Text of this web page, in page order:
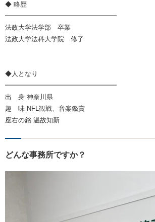
◆ 略歴
━━━━━━━━━━━━━━━━━
法政大学法学部 卒業
法政大学法科大学院 修了
◆人となり
━━━━━━━━━━━━━━━━━
出 身 神奈川県
趣 味 NFL観戦、音楽鑑賞
座右の銘 温故知新
どんな事務所ですか？